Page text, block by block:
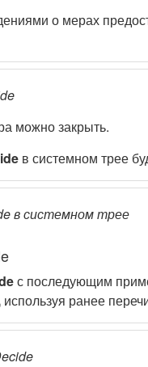
о мерах
можно закрыть.
в системном трее
в системном трее
с последующим
используя ранее